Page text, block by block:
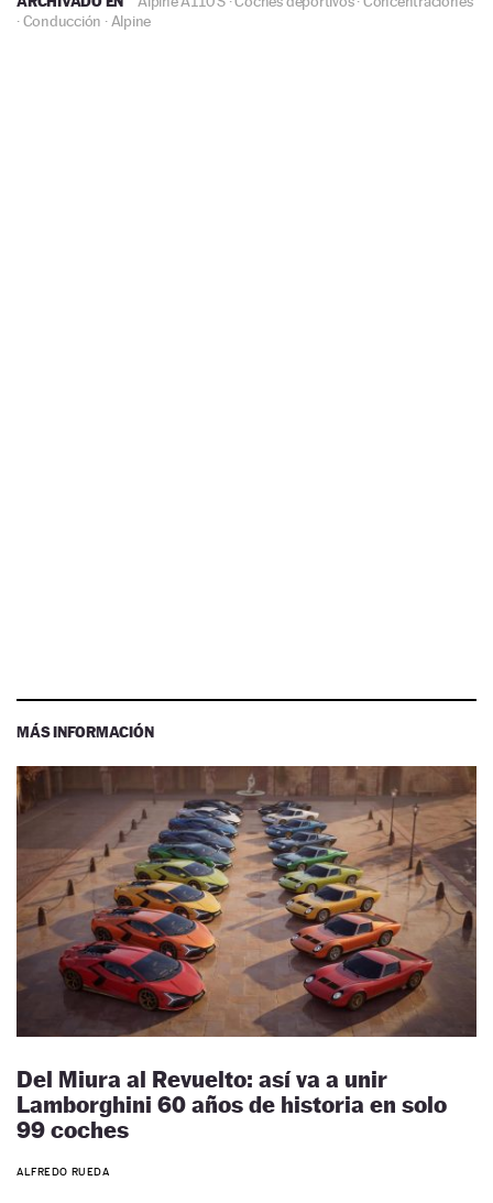
·Conducción · Alpine
MÁS INFORMACIÓN
Del Miura al Revuelto: así va a unir
Lamborghini 60 años de historia en solo
99 coches
ALFREDO RUEDA